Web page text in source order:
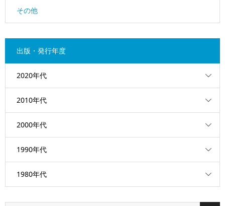
その他
出版・発行年度
2020年代
2010年代
2000年代
1990年代
1980年代